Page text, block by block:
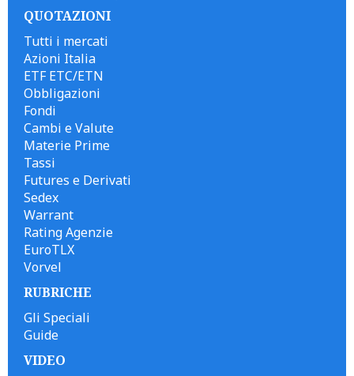
QUOTAZIONI
Tutti i mercati
Azioni Italia
ETF ETC/ETN
Obbligazioni
Fondi
Cambi e Valute
Materie Prime
Tassi
Futures e Derivati
Sedex
Warrant
Rating Agenzie
EuroTLX
Vorvel
RUBRICHE
Gli Speciali
Guide
VIDEO